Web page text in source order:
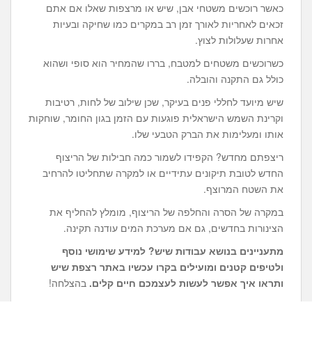
כאשר רוכשים משטחי אבן, שיש או מרצפות שאלו אם אתם
זכאים לאחריות לאורך זמן רב במקרים כמו שחיקה ובעיות
אחרות שעלולות לצוץ.
כשרוכשים משטחים למטבח, בררו שהמחיר הוא סופי ושהוא
כולל גם התקנה והובלה.
שיש מיועד לחללי פנים בעיקר, שכן שילוב של לחות, רטיבות
וקרינת השמש הישראלית פוגעות עם הזמן בגון החומר, שוחקות
אותו ומעלימות את הברק הטבעי שלו.
ריצפתם מחדש? הקפידו לשמור כמה חבילות של הריצוף
החדש לטובת תיקונים עתידיים או למקרה שתחליטו להרחיב
את השטח המרוצף.
במקרה של הסרה והחלפה של הריצוף, מומלץ להחליף את
הצינורות בחדשים, גם אם מערכת המים עודנה תקינה.
מתעניינים בנושא עבודות שיש? למידע שימושי נוסף
ולטיפים קטנים ומועילים בקרו עכשיו באתר רצפת שיש
ותראו איך אפשר לעשות לעצמכם חיים קלים. בהצלחה!